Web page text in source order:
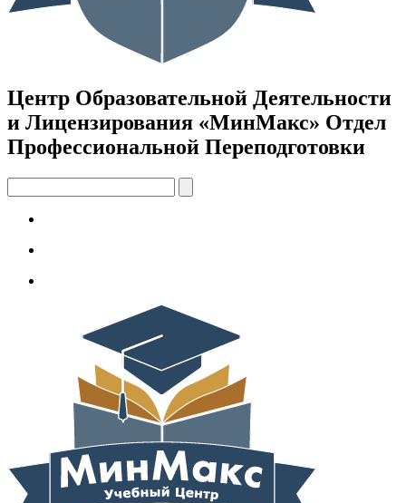
Центр Образовательной Деятельности
и Лицензирования «МинМакс» Отдел
Профессиональной Переподготовки